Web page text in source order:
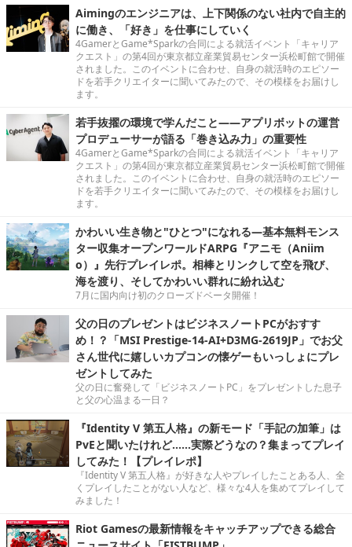
Aimingのエンジニアは、上下関係のない社内で自主的
に働き、「好き」を仕事にしていく
4GamerとGame*Sparkの合同による就活イベント「キャリア
クエスト」の第4回が東京都立産業貿易センター浜松町館で開催
されました。このイベントに合わせ、自身の就活時のエピソー
ドを若手クリエイターに聞いてみたので、その模様をお届けし
ます。
若手抜擢の環境で学んだこと――アプリボットの運営
プロデューサーが語る「巻き込み力」の重要性
4GamerとGame*Sparkの合同による就活イベント「キャリア
クエスト」の第4回が東京都立産業貿易センター浜松町館で開催
されました。このイベントに合わせ、自身の就活時のエピソー
ドを若手クリエイターに聞いてみたので、その模様をお届けし
ます。
かわいい生き物と"ひとつ"になれる―基本無料モンス
ター収集オープンワールドARPG『アニモ（Aniim
o）』先行プレイレポ。相棒とリンクして空を飛び、
海を渡り、そしてかわいい群れに紛れ込む
7月に国内向け初のクローズドベータ開催！
父の日のプレゼントはビジネスノートPCがおすす
め！？「MSI Prestige-14-AI+D3MG-2619JP」でお父
さん世代に嬉しいカプコンの懐ゲーもいっしょにプレ
ゼントしてみた
父の日に奮発して「ビジネスノートPC」をプレゼントした息子
と父の心温まる一日？
『Identity V 第五人格』の新モード「手記の加筆」は
PvEと聞いたけれど……実際どうなの？集まってプレイ
してみた！【プレイレポ】
『Identity V 第五人格』が好きな人やプレイしたことある人、全
くプレイしたことがない人など、様々な4人を集めてプレイして
みました！
Riot Gamesの最新情報をキャッチアップできる総合